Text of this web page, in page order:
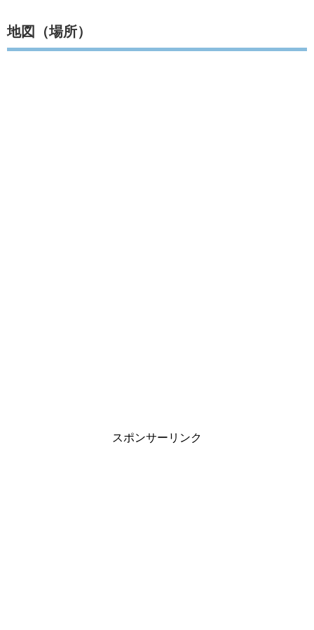
地図（場所）
スポンサーリンク